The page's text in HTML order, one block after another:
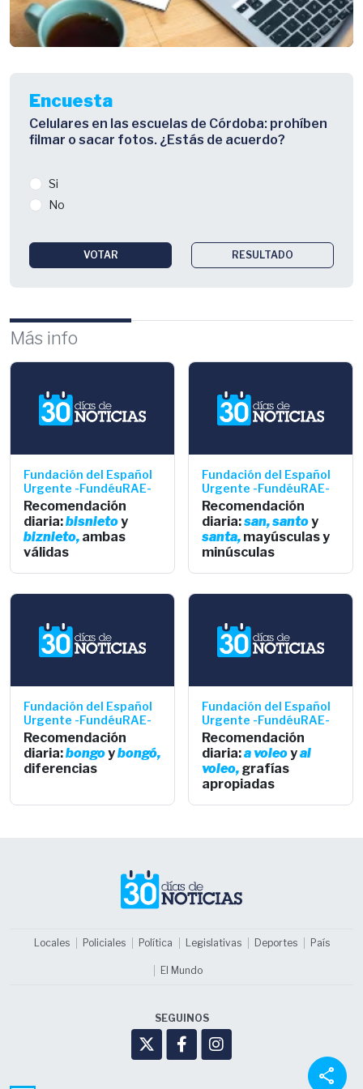
Encuesta
Celulares en las escuelas de Córdoba: prohíben
filmar o sacar fotos. ¿Estás de acuerdo?
Si
No
VOTAR RESULTADO
Más info
Fundación del Español
Urgente -FundéuRAE-
Recomendación
diaria:bisnietoy
biznieto, ambas
válidas
Fundación del Español
Urgente -FundéuRAE-
Recomendación
diaria:san,santoy
santa, mayúsculas y
minúsculas
Fundación del Español
Urgente -FundéuRAE-
Recomendación
diaria:bongoybongó,
diferencias
Fundación del Español
Urgente -FundéuRAE-
Recomendación
diaria:a voleoyal
voleo, grafías
apropiadas
share
Locales Policiales Política Legislativas Deportes País
El Mundo
SEGUINOS